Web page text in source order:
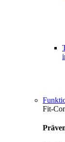
Fit-